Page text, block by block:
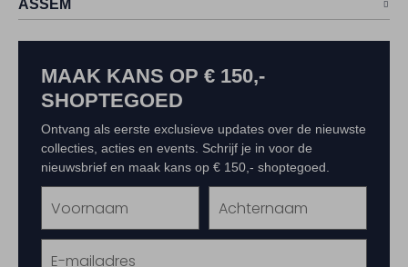
ASSEM
MAAK KANS OP € 150,-
SHOPTEGOED
Ontvang als eerste exclusieve updates over de nieuwste
collecties, acties en events. Schrijf je in voor de
nieuwsbrief en maak kans op € 150,- shoptegoed.